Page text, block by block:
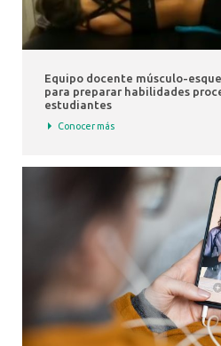
Equipo docente músculo-
para preparar habilidades
estudiantes
Conocer más